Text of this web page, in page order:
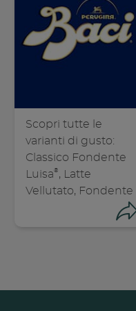
Scopri tutte le
varianti di gusto:
Classico Fondente
Luisa® , Latte
Vellutato, Fondente